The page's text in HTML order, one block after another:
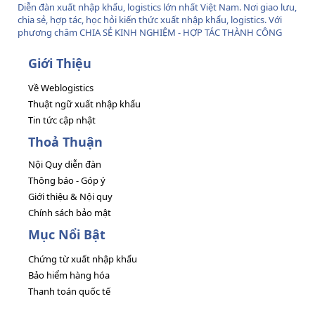
Diễn đàn xuất nhập khẩu, logistics lớn nhất Việt Nam. Nơi giao lưu,
chia sẻ, hợp tác, học hỏi kiến thức xuất nhập khẩu, logistics. Với
phương châm CHIA SẺ KINH NGHIỆM - HỢP TÁC THÀNH CÔNG
Giới Thiệu
Về Weblogistics
Thuật ngữ xuất nhập khẩu
Tin tức cập nhật
Thoả Thuận
Nội Quy diễn đàn
Thông báo - Góp ý
Giới thiệu & Nội quy
Chính sách bảo mật
Mục Nổi Bật
Chứng từ xuất nhập khẩu
Bảo hiểm hàng hóa
Thanh toán quốc tế